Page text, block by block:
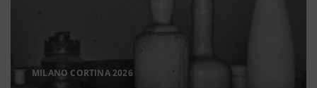
MILANO CORTINA 2026